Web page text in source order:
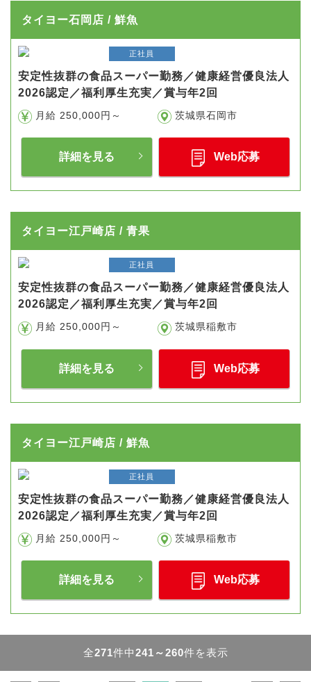
タイヨー石岡店 / 鮮魚
正社員
安定性抜群の食品スーパー勤務／健康経営優良法人
2026認定／福利厚生充実／賞与年2回
月給 250,000円～ 茨城県石岡市
詳細を見る Web応募
タイヨー江戸崎店 / 青果
正社員
安定性抜群の食品スーパー勤務／健康経営優良法人
2026認定／福利厚生充実／賞与年2回
月給 250,000円～ 茨城県稲敷市
詳細を見る Web応募
タイヨー江戸崎店 / 鮮魚
正社員
安定性抜群の食品スーパー勤務／健康経営優良法人
2026認定／福利厚生充実／賞与年2回
月給 250,000円～ 茨城県稲敷市
詳細を見る Web応募
全271件中241～260件を表示